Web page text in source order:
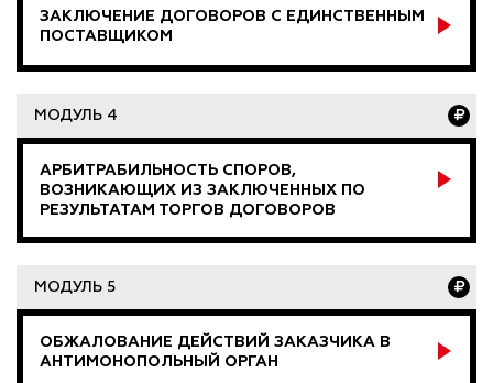
ЗАКЛЮЧЕНИЕ ДОГОВОРОВ С ЕДИНСТВЕННЫМ
ПОСТАВЩИКОМ
МОДУЛЬ 4
АРБИТРАБИЛЬНОСТЬ СПОРОВ,
ВОЗНИКАЮЩИХ ИЗ ЗАКЛЮЧЕННЫХ ПО
РЕЗУЛЬТАТАМ ТОРГОВ ДОГОВОРОВ
МОДУЛЬ 5
ОБЖАЛОВАНИЕ ДЕЙСТВИЙ ЗАКАЗЧИКА В
АНТИМОНОПОЛЬНЫЙ ОРГАН